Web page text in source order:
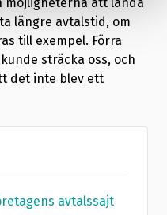
längre avtalstid, om
till exempel. Förra
sträcka oss, och
det inte blev ett
avtalssajt